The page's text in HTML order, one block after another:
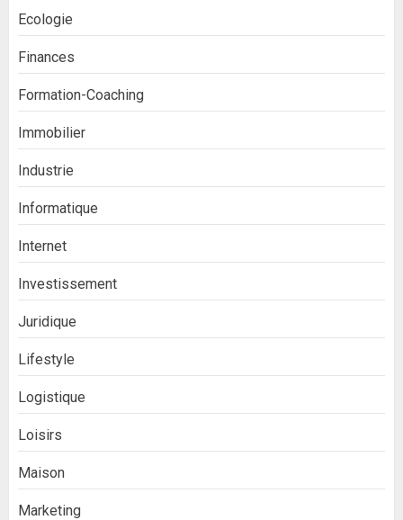
Ecologie
Finances
Formation-Coaching
Immobilier
Industrie
Informatique
Internet
Investissement
Juridique
Lifestyle
Logistique
Loisirs
Maison
Marketing